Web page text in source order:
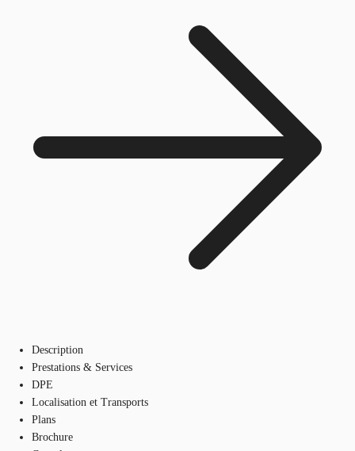
Description
Prestations & Services
DPE
Localisation et Transports
Plans
Brochure